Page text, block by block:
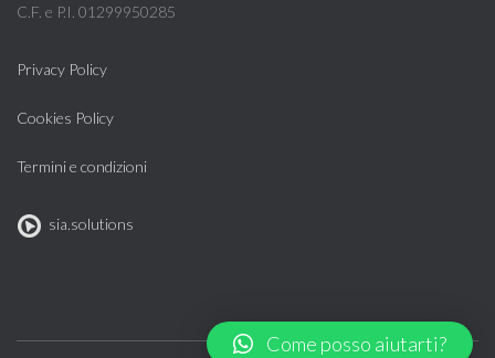
C.F. e P.I. 01299950285
Privacy Policy
Cookies Policy
Termini e condizioni
sia.solutions
Come posso aiutarti?